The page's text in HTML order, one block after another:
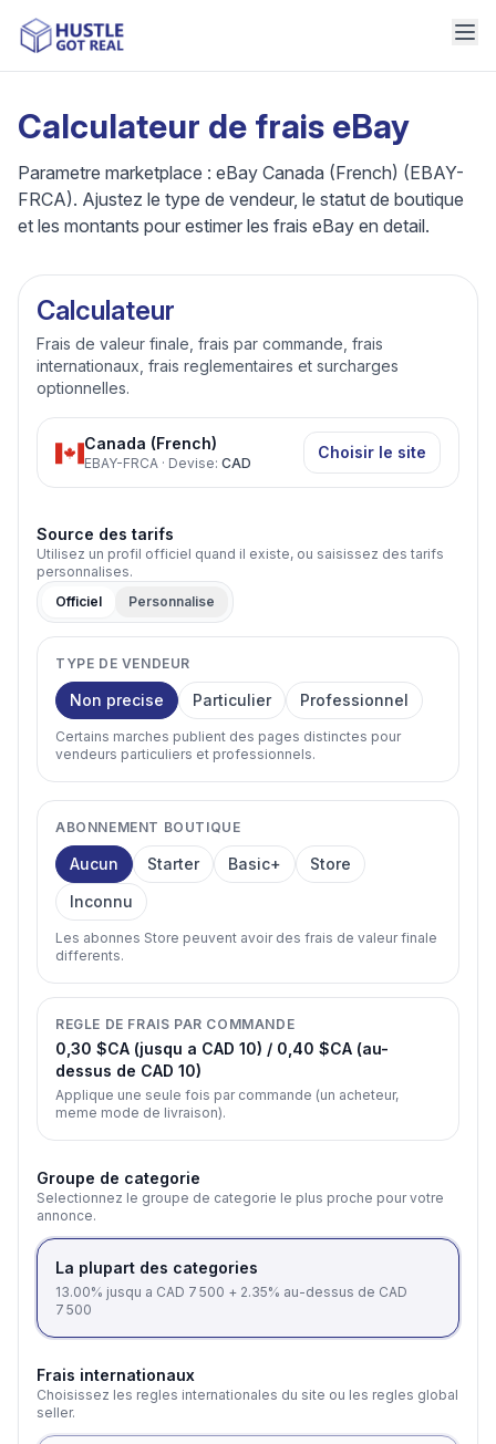
Calculateur de frais eBay
Parametre marketplace : eBay Canada (French) (EBAY-
FRCA). Ajustez le type de vendeur, le statut de boutique
et les montants pour estimer les frais eBay en detail.
Calculateur
Frais de valeur finale, frais par commande, frais
internationaux, frais reglementaires et surcharges
optionnelles.
Canada (French)
EBAY-FRCA· Devise: CAD
Choisir le site
Source des tarifs
Utilisez un profil officiel quand il existe, ou saisissez des tarifs
personnalises.
Officiel
Personnalise
TYPE DE VENDEUR
Non precise Particulier Professionnel
Certains marches publient des pages distinctes pour
vendeurs particuliers et professionnels.
ABONNEMENT BOUTIQUE
Aucun Starter Basic+
Store
Inconnu
Les abonnes Store peuvent avoir des frais de valeur finale
differents.
REGLE DE FRAIS PAR COMMANDE
0,30 $CA (jusqu a CAD 10) / 0,40 $CA (au-
dessus de CAD 10)
Applique une seule fois par commande (un acheteur,
meme mode de livraison).
Groupe de categorie
Selectionnez le groupe de categorie le plus proche pour votre
annonce.
La plupart des categories
13.00% jusqu a CAD 7 500 + 2.35% au-dessus de CAD
7 500
Frais internationaux
Choisissez les regles internationales du site ou les regles global
seller.